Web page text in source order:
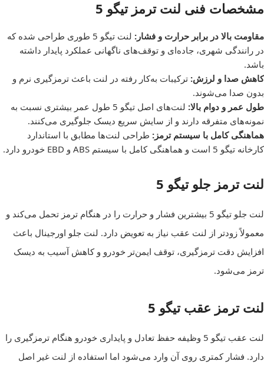
مشخصات فنی لنت ترمز تیگو 5
مقاومت بالا در برابر حرارت و فشار:
لنت تیگو 5 طوری طراحی شده که
در رانندگی شهری، جاده‌ای و توقف‌های ناگهانی عملکرد پایدار داشته
باشد.
کاهش صدا و لرزش: ترکیبات به‌کار رفته در لنت باعث ترمزگیری نرم و
بدون صدا می‌شوند.
طول عمر و دوام بالا:
لنت‌های اصل تیگو 5 طول عمر بیشتری نسبت به
نمونه‌های متفرقه دارند و از سایش سریع دیسک جلوگیری می‌کنند.
هماهنگی کامل با سیستم ترمز: طراحی لنت‌ها مطابق با استاندارد
کارخانه تیگو 5 است و هماهنگی کامل با سیستم ABS و EBD خودرو دارد.
لنت ترمز جلو تیگو 5
لنت جلو تیگو 5 بیشترین فشار و حرارت را در هنگام ترمز تحمل می‌کند و
معمولاً زودتر از لنت عقب نیاز به تعویض دارد. لنت جلو اورجینال باعث
افزایش دقت ترمزگیری، توقف ایمن‌تر خودرو و کاهش آسیب به دیسک
ترمز می‌شود.
لنت ترمز عقب تیگو 5
لنت عقب تیگو 5 وظیفه حفظ تعادل و پایداری خودرو هنگام ترمزگیری را
دارد. فشار کمتری روی آن وارد می‌شود اما استفاده از لنت غیر اصل